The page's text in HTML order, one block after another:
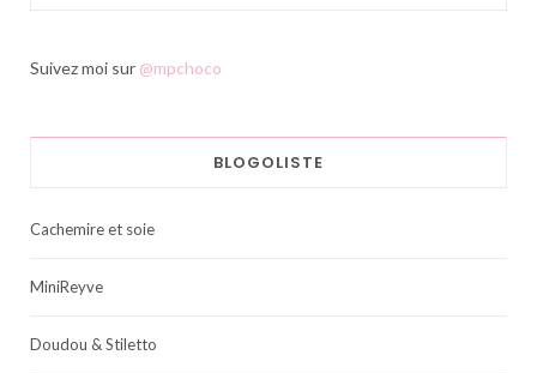
Suivez moi sur @mpchoco
BLOGOLISTE
Cachemire et soie
MiniReyve
Doudou & Stiletto